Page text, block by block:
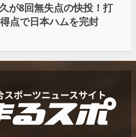
が8回無失点の快投！打
点で日本ハムを完封